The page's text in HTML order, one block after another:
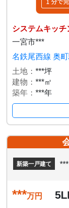
システムキッチ
一宮市***
名鉄尾西線 奥
土地：***坪
建物：***㎡
築年：***年
新築一戸建て ***
***万円